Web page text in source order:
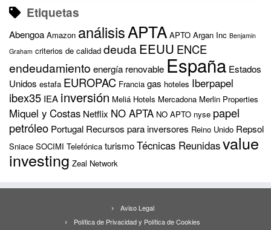
Etiquetas
Abengoa Amazon análisisAPTA APTO Argan Inc Benjamin
Graham criterios de calidad deudaEEUU ENCE
endeudamiento energía renovable España Estados
Unidos estafa EUROPAC Francia gas hoteles Iberpapel
ibex35 IEA inversión Meliá Hotels Mercadona Merlin Properties
Miquel y Costas Netflix NO APTA NO APTO nyse papel
petróleo Portugal Recursos para inversores Reino Unido Repsol
Sniace SOCIMI Telefónica turismoTécnicas Reunidasvalue
investing Zeal Network
Aviso Legal
Política de Privacidad y Política de Cookies